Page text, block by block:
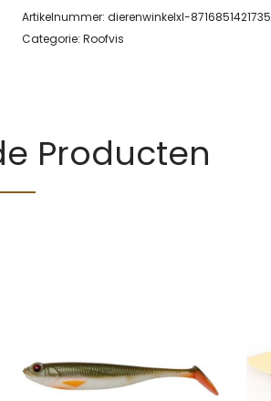
Artikelnummer: dierenwinkelxl-8716851421735
Categorie: Roofvis
Producten